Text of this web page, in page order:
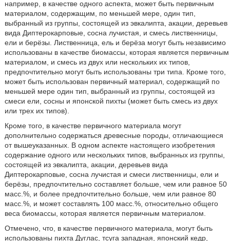
например, в качестве одного аспекта, может быть первичным
материалом, содержащим, по меньшей мере, один тип,
выбранный из группы, состоящей из эвкалипта, акации, деревьев
вида Диптерокарповые, сосна лучистая, и смесь лиственницы,
ели и берёзы. Лиственница, ель и берёза могут быть независимо
использованы в качестве биомассы, которая является первичным
материалом, и смесь из двух или нескольких их типов,
предпочтительно могут быть использованы три типа. Кроме того,
может быть использован первичный материал, содержащий по
меньшей мере один тип, выбранный из группы, состоящей из
смеси ели, сосны и японской пихты (может быть смесь из двух
или трех их типов).
Кроме того, в качестве первичного материала могут
дополнительно содержаться древесные породы, отличающиеся
от вышеуказанных. В одном аспекте настоящего изобретения
содержание одного или нескольких типов, выбранных из группы,
состоящей из эвкалипта, акации, деревьев вида
Диптерокарповые, сосна лучистая и смеси лиственницы, ели и
берёзы, предпочтительно составляет больше, чем или равное 50
масс.%, и более предпочтительно больше, чем или равное 80
масс.%, и может составлять 100 масс.%, относительно общего
веса биомассы, которая является первичным материалом.
Отмечено, что, в качестве первичного материала, могут быть
использованы пихта Дуглас, тсуга западная, японский кедр,